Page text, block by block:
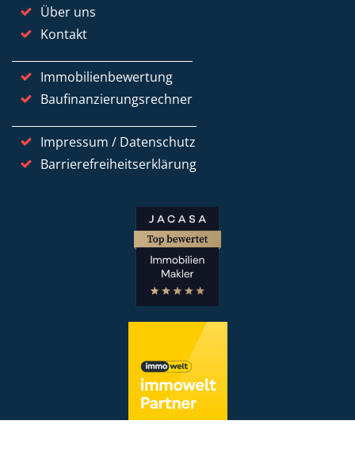
Über uns
Kontakt
Immobilienbewertung
Baufinanzierungsrechner
Impressum / Datenschutz
Barrierefreiheitserklärung